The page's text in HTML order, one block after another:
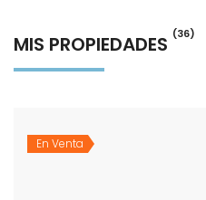
MIS PROPIEDADES (36)
En Venta